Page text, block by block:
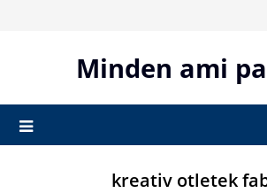
Minden ami
kreativ otletek